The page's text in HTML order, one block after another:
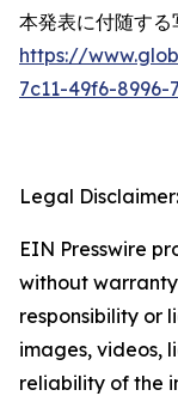
本発表に付随す
https://
7c11-49f6-8996-
Legal Disclaimer:
EIN Presswire
without
responsibility or
images, videos,
reliability of the